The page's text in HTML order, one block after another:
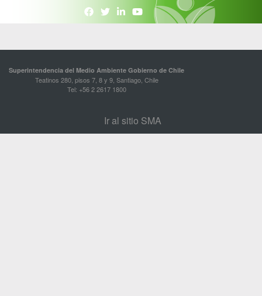
Superintendencia del Medio Ambiente Gobierno de Chile
Teatinos 280, pisos 7, 8 y 9, Santiago, Chile
Tel: +56 2 2617 1800
Ir al sitio SMA